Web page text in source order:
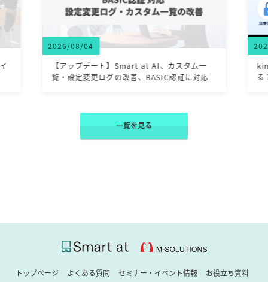
一
2026/07/31
kintoneのルックアップでよくある「これでき
る？」をまとめて解決
一覧を見る
トップページ よくある質問 セミナー・イベント情報
お役立ち資料